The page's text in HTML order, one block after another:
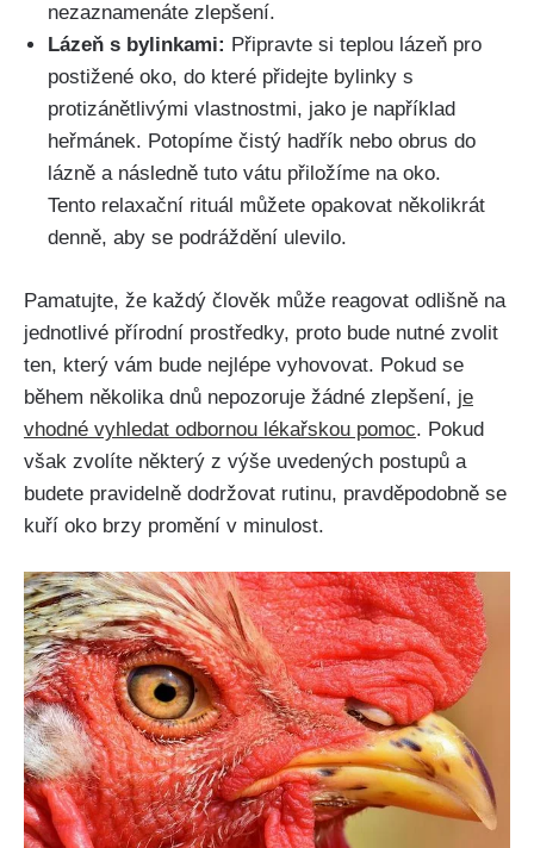
⁤nezaznamenáte zlepšení.
Lázeň⁤ s bylinkami: ⁣Připravte si ‍teplou lázeň ⁢pro⁢
postižené ⁣oko, do které ⁢přidejte bylinky s
protizánětlivými vlastnostmi, jako je ‌například
heřmánek.‌ Potopíme čistý hadřík nebo obrus do
⁣lázně a následně tuto‌ vátu přiložíme na ⁢oko.
Tento relaxační rituál můžete opakovat několikrát
⁣denně, aby se podráždění ulevilo.
Pamatujte, že ⁣každý člověk ⁢může reagovat odlišně na⁤
jednotlivé přírodní prostředky, proto bude nutné zvolit
ten, který vám bude nejlépe vyhovovat. Pokud se
během ⁢několika ‍dnů nepozoruje žádné zlepšení, je
vhodné ‌vyhledat⁤ odbornou‌ lékařskou pomoc. Pokud
však zvolíte některý z výše uvedených postupů a
budete pravidelně⁤ dodržovat rutinu, pravděpodobně se
⁤kuří oko brzy promění v minulost.